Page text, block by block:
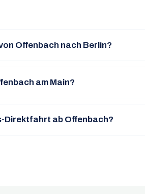
Offenbach nach Berlin?
am Main?
Direktfahrt ab Offenbach?